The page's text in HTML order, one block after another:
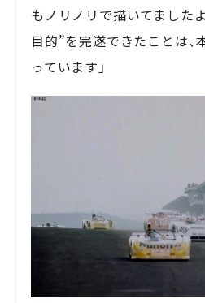
もノリノリで描いてました
目的”を完遂できたことは
っています」